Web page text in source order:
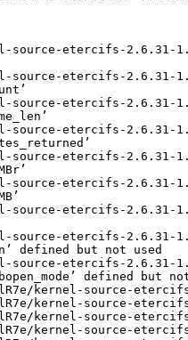
source-etercifs-
source-etercifs-2.6.31-
source-etercifs-2.6.31-
source-etercifs-2.6.31-
source-etercifs-2.6.31-
source-etercifs-2.6.31-
source-etercifs-2.6.31-
source-etercifs-2.6.31-
defined but not used
source-etercifs-2.6.31-
defined but